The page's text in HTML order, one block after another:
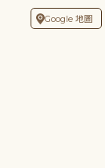
Google 地圖